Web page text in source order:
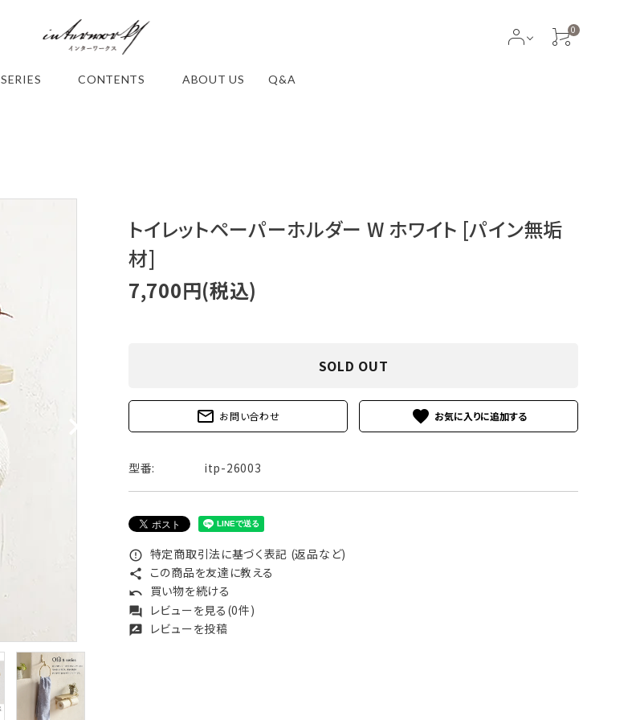
0
SERIES
手作業でのサテン仕上による上質なツヤ
感。 無塗装の真鍮無垢だからこそ丁寧な手
仕事が見てとれる ～ ディーブラス シリーズ
S A L A シンプル&ナチュラル
シンプルアイアン × 天然木 (オーク無垢
シリーズ
CONTENTS ABOUT US Q&A
トイレットペーパーホルダー W ホワイト [パイン無垢
材]
7,700円(税込)
SOLD OUT
mail_outline お問い合わせ favorite
型番: itp-26003
error_outline 特定商取引法に基づく表記 (返品など)
share この商品を友達に教える
undo 買い物を続ける
forum レビューを見る(0件)
rate_review レビューを投稿